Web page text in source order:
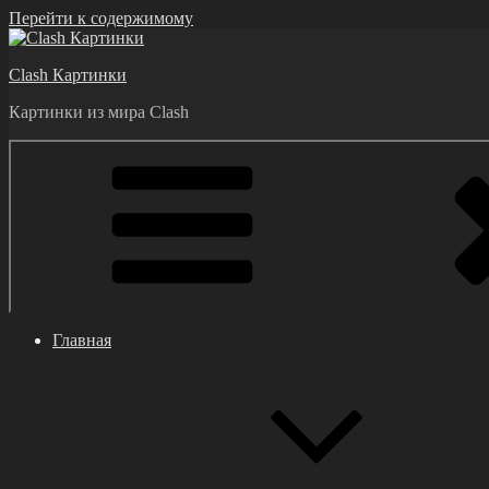
Перейти к содержимому
Clash Картинки
Картинки из мира Clash
Главная